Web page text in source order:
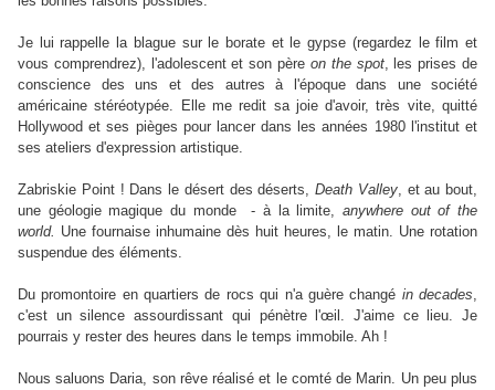
Je lui rappelle la blague sur le borate et le gypse (regardez le film et
vous comprendrez), l'adolescent et son père on the spot, les prises de
conscience des uns et des autres à l'époque dans une société
américaine stéréotypée. Elle me redit sa joie d'avoir, très vite, quitté
Hollywood et ses pièges pour lancer dans les années 1980 l'institut et
ses ateliers d'expression artistique.
Zabriskie Point ! Dans le désert des déserts, Death Valley, et au bout,
une géologie magique du monde - à la limite, anywhere out of the
world. Une fournaise inhumaine dès huit heures, le matin. Une rotation
suspendue des éléments.
Du promontoire en quartiers de rocs qui n'a guère changé in decades,
c'est un silence assourdissant qui pénètre l'œil. J'aime ce lieu. Je
pourrais y rester des heures dans le temps immobile. Ah !
Nous saluons Daria, son rêve réalisé et le comté de Marin. Un peu plus